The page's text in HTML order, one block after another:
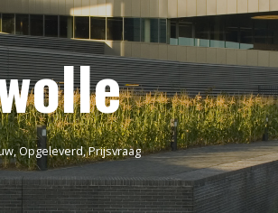
,Opgeleverd,Prijsvraag